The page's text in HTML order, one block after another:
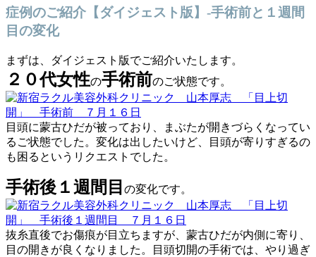
症例のご紹介【ダイジェスト版】-手術前と１週間
目の変化
まずは、ダイジェスト版でご紹介いたします。
２０代女性の手術前のご状態です。
目頭に蒙古ひだが被っており、まぶたが開きづらくなってい
るご状態でした。変化は出したいけど、目頭が寄りすぎるの
も困るというリクエストでした。
手術後１週間目 の変化です。
抜糸直後でお傷痕が目立ちますが、蒙古ひだが内側に寄り、
目の開きが良くなりました。目頭切開の手術では、やり過ぎ